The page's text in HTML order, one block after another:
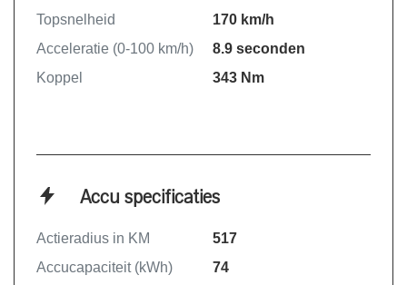
Topsnelheid
170 km/h
Acceleratie (0-100 km/h)
8.9 seconden
Koppel
343 Nm
Accu specificaties
Actieradius in KM
517
Accucapaciteit (kWh)
74